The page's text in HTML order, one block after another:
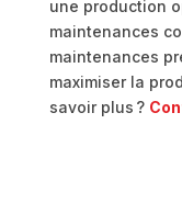
une production
maintenances
maintenances
maximiser la
savoir plus ?